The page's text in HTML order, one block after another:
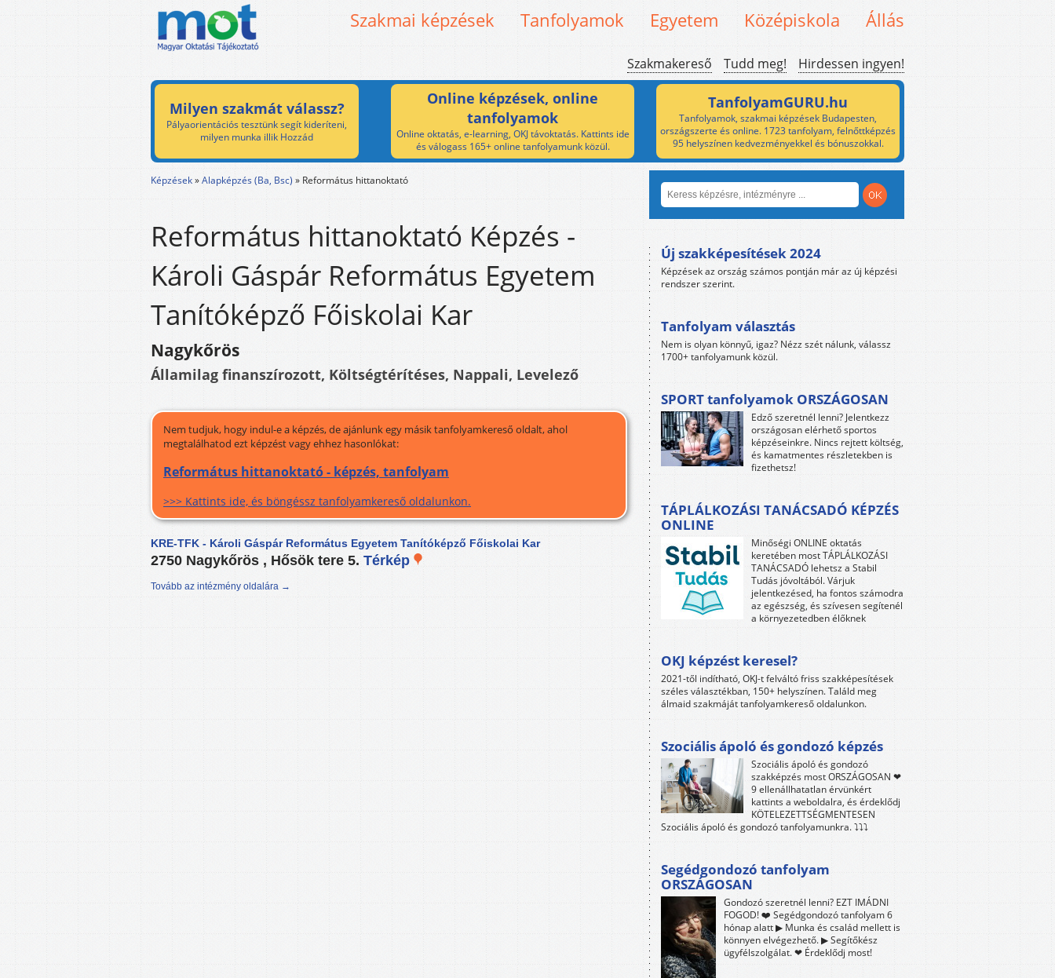
Szakmai képzések Tanfolyamok Egyetem Középiskola Állás
Szakmakereső Tudd meg! Hirdessen ingyen!
Milyen szakmát válassz?
Pályaorientációs tesztünk segít kideríteni,
milyen munka illik Hozzád
Online képzések, online
tanfolyamok
Online oktatás, e-learning, OKJ távoktatás. Kattints ide
és válogass 165+ online tanfolyamunk közül.
TanfolyamGURU.hu
Tanfolyamok, szakmai képzések Budapesten,
országszerte és online. 1723 tanfolyam, felnőttképzés
95 helyszínen kedvezményekkel és bónuszokkal.
Képzések»Alapképzés (Ba, Bsc) » Református hittanoktató
Református hittanoktató Képzés -
Károli Gáspár Református Egyetem
Tanítóképző Főiskolai Kar
Nagykőrös
Államilag finanszírozott, Költségtérítéses, Nappali, Levelező
Nem tudjuk, hogy indul-e a képzés, de ajánlunk egy másik tanfolyamkereső oldalt, ahol
megtalálhatod ezt képzést vagy ehhez hasonlókat:
Református hittanoktató - képzés, tanfolyam
>>> Kattints ide, és böngéssz tanfolyamkereső oldalunkon.
KRE-TFK - Károli Gáspár Református Egyetem Tanítóképző Főiskolai Kar
2750 Nagykőrös , Hősök tere 5. Térkép
Tovább az intézmény oldalára →
Új szakképesítések 2024
Képzések az ország számos pontján már az új képzési
rendszer szerint.
Tanfolyam választás
Nem is olyan könnyű, igaz? Nézz szét nálunk, válassz
1700+ tanfolyamunk közül.
SPORT tanfolyamok ORSZÁGOSAN
Edző szeretnél lenni? Jelentkezz
országosan elérhető sportos
képzéseinkre. Nincs rejtett költség,
és kamatmentes részletekben is
fizethetsz!
TÁPLÁLKOZÁSI TANÁCSADÓ KÉPZÉS
ONLINE
Minőségi ONLINE oktatás
keretében most TÁPLÁLKOZÁSI
TANÁCSADÓ lehetsz a Stabil
Tudás jóvoltából. Várjuk
jelentkezésed, ha fontos számodra
az egészség, és szívesen segítenél
a környezetedben élőknek
OKJ képzést keresel?
2021-től indítható, OKJ-t felváltó friss szakképesítések
széles választékban, 150+ helyszínen. Találd meg
álmaid szakmáját tanfolyamkereső oldalunkon.
Szociális ápoló és gondozó képzés
Szociális ápoló és gondozó
szakképzés most ORSZÁGOSAN ❤
9 ellenállhatatlan érvünkért
kattints a weboldalra, és érdeklődj
KÖTELEZETTSÉGMENTESEN
Szociális ápoló és gondozó tanfolyamunkra. ⤵⤵⤵
Segédgondozó tanfolyam
ORSZÁGOSAN
Gondozó szeretnél lenni? EZT IMÁDNI
FOGOD! ❤️ Segédgondozó tanfolyam 6
hónap alatt ▶ Munka és család mellett is
könnyen elvégezhető. ▶ Segítőkész
ügyfélszolgálat. ❤ Érdeklődj most!